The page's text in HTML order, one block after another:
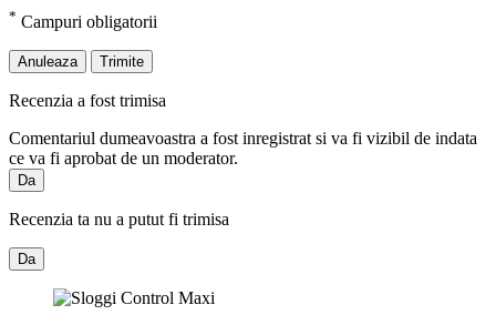
* Campuri obligatorii
Anuleaza Trimite
Recenzia a fost trimisa
Comentariul dumeavoastra a fost inregistrat si va fi vizibil de indata
ce va fi aprobat de un moderator.
Da
Recenzia ta nu a putut fi trimisa
Da